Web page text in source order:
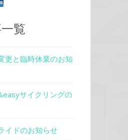
覧
更と臨時休業のお知
サイクリングの
イドのお知らせ